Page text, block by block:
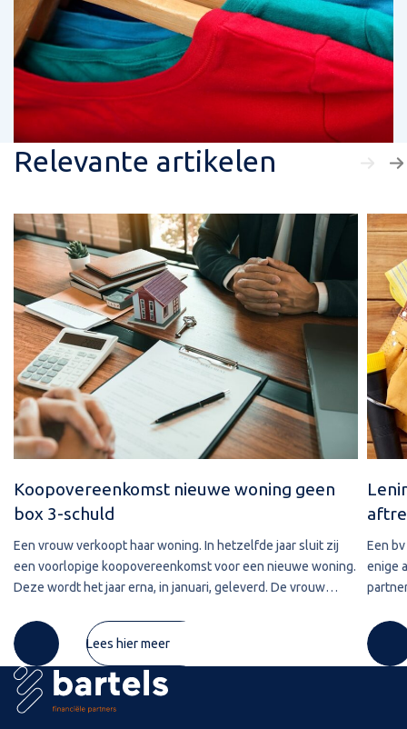
Relevante artikelen
Koopovereenkomst nieuwe woning geen
box 3-schuld
Een vrouw verkoopt haar woning. In hetzelfde jaar sluit zij
een voorlopige koopovereenkomst voor een nieuwe woning.
Deze wordt het jaar erna, in januari, geleverd. De vrouw
derdengeldrekening van
Lees hier meer
Een
enige